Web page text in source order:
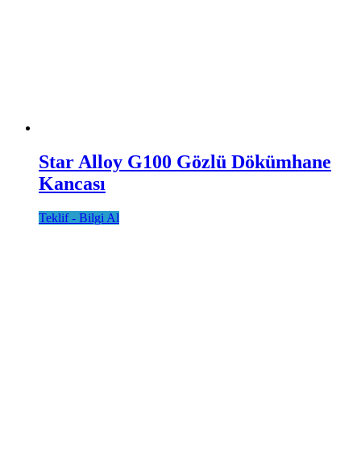
Star Alloy G100 Gözlü Dökümhane
Kancası
Teklif - Bilgi Al